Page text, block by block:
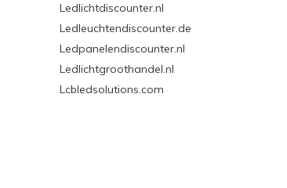
Ledlichtdiscounter.nl
Ledleuchtendiscounter.de
Ledpanelendiscounter.nl
Ledlichtgroothandel.nl
Lcbledsolutions.com